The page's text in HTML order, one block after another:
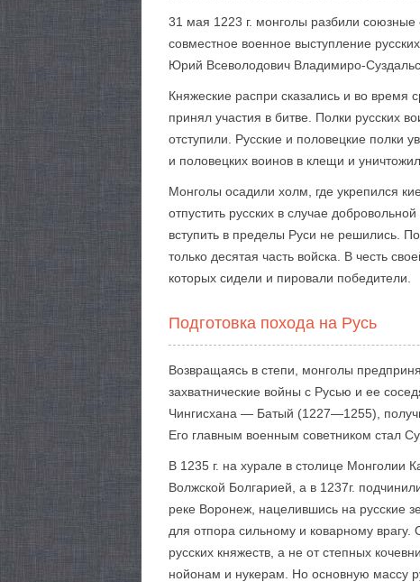
31 мая 1223 г. монголы разбили союзные
совместное военное выступление
Юрий Всеволодович Владимиро-
Княжеские распри сказались и во время
принял участия в битве. Полки русских
отступили. Русские и половецкие полки
и половецких воинов в клещи и
Монголы осадили холм, где укрепился
отпустить русских в случае
вступить в пределы Руси не решились.
только десятая часть войска. В честь
которых сидели и пировали победители.
Подготовка похода на Русь
Возвращаясь в степи, монголы
захватнические войны с Русью и ее
Чингисхана — Батый (1227—1255),
Его главным военным советником стал
В 1235 г. на хурале в столице Монголии
Волжской Болгарией, а в 1237г.
реке Воронеж, нацелившись на русские
для отпора сильному и коварному
русских княжеств, а не от степных
нойонам и нукерам. Но основную массу